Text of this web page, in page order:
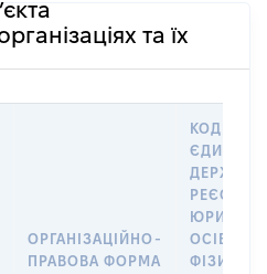
та їх
ОРГАНІЗАЦІЙНО-
ПРАВОВА ФОРМА
КОД В
РЕЄСТРІ
ОСІБ,